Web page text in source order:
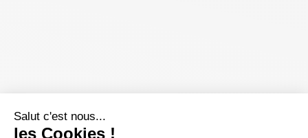
Salut c'est nous...
les Cookies !